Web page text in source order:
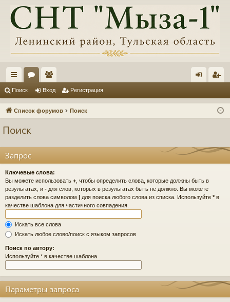
с
ы ум
ол
ьз д ис
ия
Поиск Вход Регистрация
Список форумов Поиск
Поиск
Запрос
Ключевые слова:
Вы можете использовать + , чтобы определить слова, которые должны быть в
результатах, и - для слов, которых в результатах быть не должно. Вы можете
разделить слова символом | для поиска любого слова из списка. Используйте *в
качестве шаблона для частичного совпадения.
Искать все слова
Искать любое слово/поиск с языком запросов
Поиск по автору:
Используйте * в качестве шаблона.
Параметры запроса